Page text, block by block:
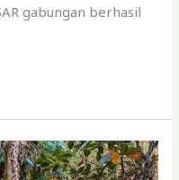
gabungan berhasil